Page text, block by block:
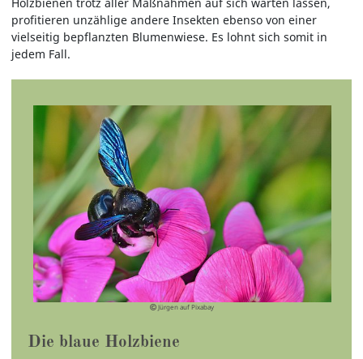
Holzbienen trotz aller Maßnahmen auf sich warten lassen,
profitieren unzählige andere Insekten ebenso von einer
vielseitig bepflanzten Blumenwiese. Es lohnt sich somit in
jedem Fall.
Jürgen auf Pixabay
Die blaue Holzbiene